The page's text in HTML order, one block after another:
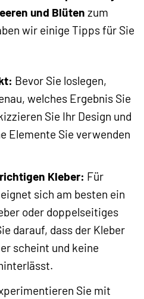
und Blüten zum
wir einige Tipps für Sie
Bevor Sie loslegen,
welches Ergebnis Sie
Sie Ihr Design und
Elemente Sie verwenden
Kleber: Für
sich am besten ein
oder doppelseitiges
darauf, dass der Kleber
scheint und keine
Sie mit